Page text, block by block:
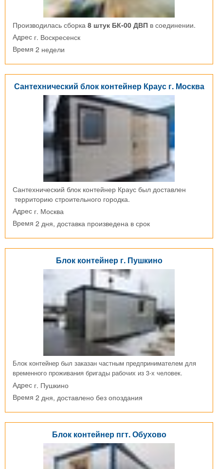
Производилась сборка 8 штук БК-00 ДВП в соединении.
Адрес г. Воскресенск
Время 2 недели
Сантехнический блок контейнер Краус г. Москва
Сантехнический блок контейнер Краус был доставлен
территорию строительного городка.
Адрес г. Москва
Время 2 дня, доставка произведена в срок
Блок контейнер г. Пушкино
Блок контейнер был заказан частным предпринимателем для
временного проживания бригады рабочих из 3-х человек.
Адрес г. Пушкино
Время 2 дня, доставлено без опоздания
Блок контейнер пгт. Обухово